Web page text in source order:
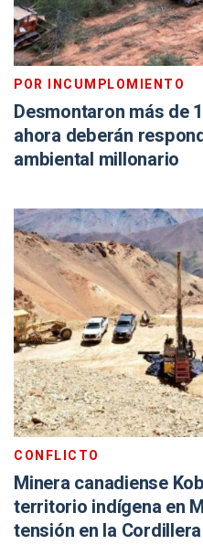
POR INCUMPLOMIENTO
Desmontaron más de
ahora deberán
ambiental millonario
CONFLICTO
Minera canadiense
territorio indígena en
tensión en la Cordillera